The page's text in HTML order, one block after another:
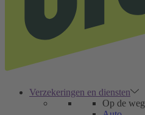
Verzekeringen en diensten
Op de weg